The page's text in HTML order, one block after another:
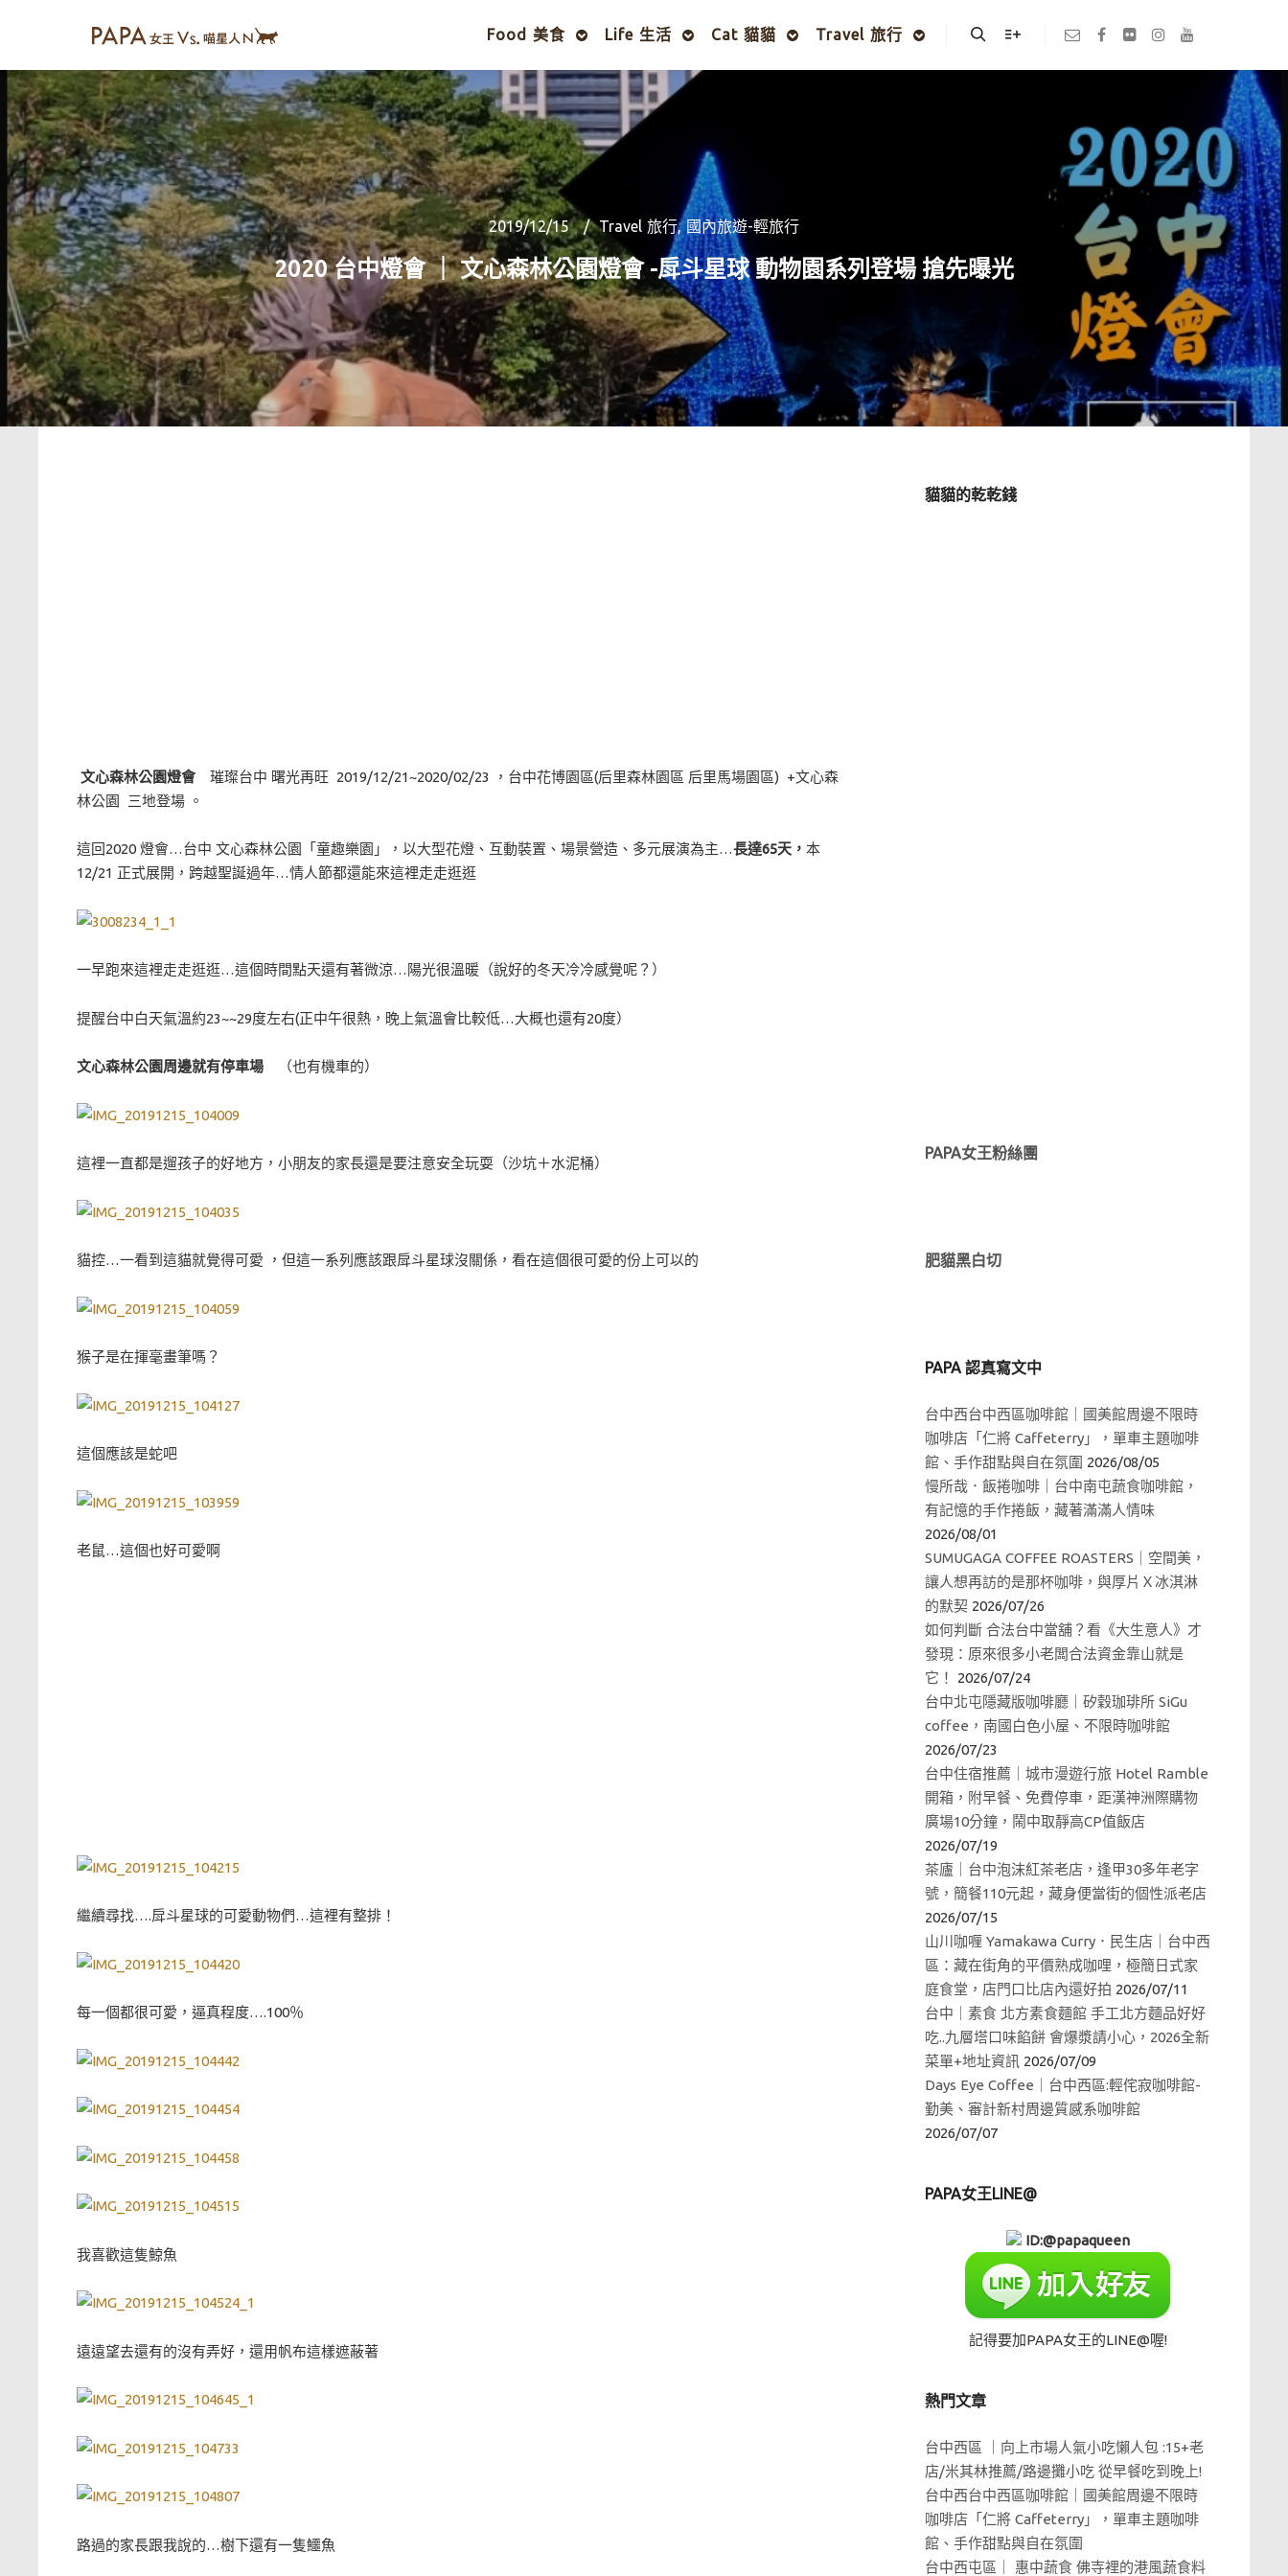
Food 美食 Life 生活 Cat 貓貓 Travel 旅行
2019/12/15 Travel 旅行,國內旅遊-輕旅行
2020 台中燈會 ｜ 文心森林公園燈會 -戽斗星球 動物園系列登場 搶先曝光
文心森林公園燈會璀璨台中 曙光再旺 2019/12/21~2020/02/23 ，台中花博園區(后里森林園區 后里馬場園區) +文心森
林公園 三地登場 。
這回2020 燈會…台中 文心森林公園「童趣樂園」，以大型花燈、互動裝置、場景營造、多元展演為主…長達65天， 本
12/21 正式展開，跨越聖誕過年…情人節都還能來這裡走走逛逛
一早跑來這裡走走逛逛…這個時間點天還有著微涼…陽光很溫暖（說好的冬天冷冷感覺呢？）
提醒台中白天氣溫約23~~29度左右(正中午很熱，晚上氣溫會比較低…大概也還有20度）
文心森林公園周邊就有停車場 （也有機車的）
這裡一直都是遛孩子的好地方，小朋友的家長還是要注意安全玩耍（沙坑＋水泥桶）
貓控…一看到這貓就覺得可愛 ，但這一系列應該跟戽斗星球沒關係，看在這個很可愛的份上可以的
猴子是在揮毫畫筆嗎？
這個應該是蛇吧
老鼠…這個也好可愛啊
繼續尋找….戽斗星球的可愛動物們…這裡有整排！
每一個都很可愛，逼真程度….100％
我喜歡這隻鯨魚
遠遠望去還有的沒有弄好，還用帆布這樣遮蔽著
路過的家長跟我說的…樹下還有一隻鱷魚
貓貓的乾乾錢
PAPA女王粉絲團
肥貓黑白切
PAPA 認真寫文中
台中西台中西區咖啡館｜國美館周邊不限時
咖啡店「仁將 Caffeterry」，單車主題咖啡
館、手作甜點與自在氛圍 2026/08/05
慢所哉．飯捲咖啡｜台中南屯蔬食咖啡館，
有記憶的手作捲飯，藏著滿滿人情味
2026/08/01
SUMUGAGA COFFEE ROASTERS｜空間美，
讓人想再訪的是那杯咖啡，與厚片Ｘ冰淇淋
的默契 2026/07/26
如何判斷 合法台中當舖？看《大生意人》才
發現：原來很多小老闆合法資金靠山就是
它！
2026/07/24
台中北屯隱藏版咖啡廳｜矽穀珈琲所 SiGu
coffee，南國白色小屋、不限時咖啡館
2026/07/23
台中住宿推薦｜城市漫遊行旅 Hotel Ramble
開箱，附早餐、免費停車，距漢神洲際購物
廣場10分鐘，鬧中取靜高CP值飯店
2026/07/19
茶廬｜台中泡沫紅茶老店，逢甲30多年老字
號，簡餐110元起，藏身便當街的個性派老店
2026/07/15
山川咖喱 Yamakawa Curry．民生店｜台中西
區：藏在街角的平價熟成咖哩，極簡日式家
庭食堂，店門口比店內還好拍 2026/07/11
台中｜素食 北方素食麵館 手工北方麵品好好
吃..九層塔口味餡餅 會爆漿請小心，2026全新
菜單+地址資訊 2026/07/09
Days Eye Coffee｜台中西區:輕侘寂咖啡館-
勤美、審計新村周邊質感系咖啡館
2026/07/07
PAPA女王LINE@
ID:@papaqueen
記得要加PAPA女王的LINE@喔!
熱門文章
台中西區 ｜向上市場人氣小吃懶人包 :15+老
店/米其林推薦/路邊攤小吃 從早餐吃到晚上!
台中西台中西區咖啡館｜國美館周邊不限時
咖啡店「仁將 Caffeterry」，單車主題咖啡
館、手作甜點與自在氛圍
台中西屯區｜ 惠中蔬食 佛寺裡的港風蔬食料